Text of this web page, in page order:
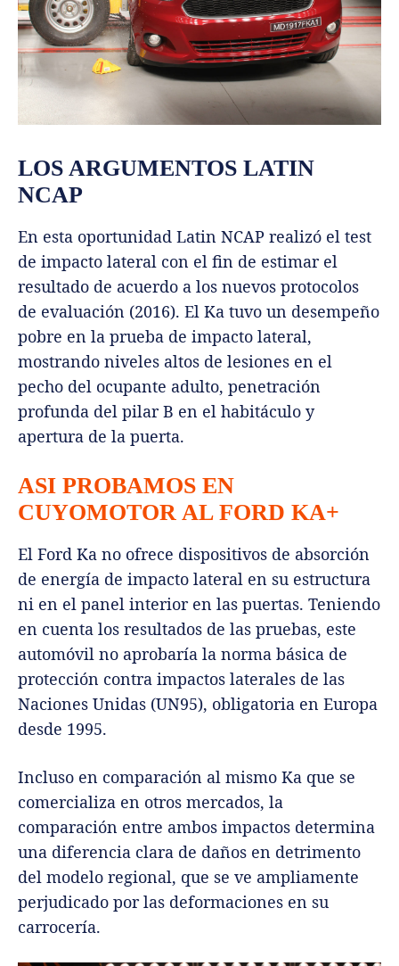
LOS ARGUMENTOS LATIN
NCAP
En esta oportunidad Latin NCAP realizó el test
de impacto lateral con el fin de estimar el
resultado de acuerdo a los nuevos protocolos
de evaluación (2016). El Ka tuvo un desempeño
pobre en la prueba de impacto lateral,
mostrando niveles altos de lesiones en el
pecho del ocupante adulto, penetración
profunda del pilar B en el habitáculo y
apertura de la puerta.
ASI PROBAMOS EN
CUYOMOTOR AL FORD KA+
El Ford Ka no ofrece dispositivos de absorción
de energía de impacto lateral en su estructura
ni en el panel interior en las puertas. Teniendo
en cuenta los resultados de las pruebas, este
automóvil no aprobaría la norma básica de
protección contra impactos laterales de las
Naciones Unidas (UN95), obligatoria en Europa
desde 1995.
Incluso en comparación al mismo Ka que se
comercializa en otros mercados, la
comparación entre ambos impactos determina
una diferencia clara de daños en detrimento
del modelo regional, que se ve ampliamente
perjudicado por las deformaciones en su
carrocería.